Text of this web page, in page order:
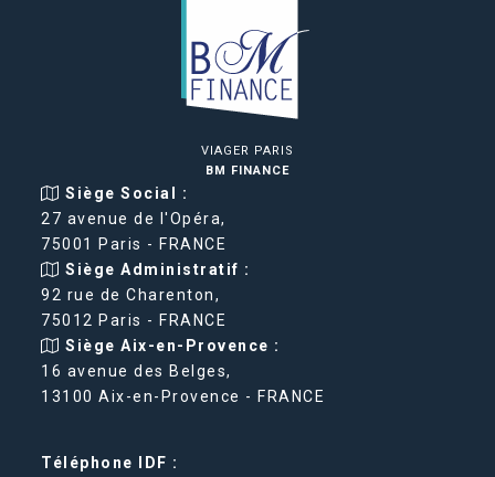
VIAGER PARIS
BM FINANCE
Siège Social :
27 avenue de l'Opéra,
75001 Paris - FRANCE
Siège Administratif :
92 rue de Charenton,
75012 Paris - FRANCE
Siège Aix-en-Provence :
16 avenue des Belges,
13100 Aix-en-Provence - FRANCE
Téléphone IDF :